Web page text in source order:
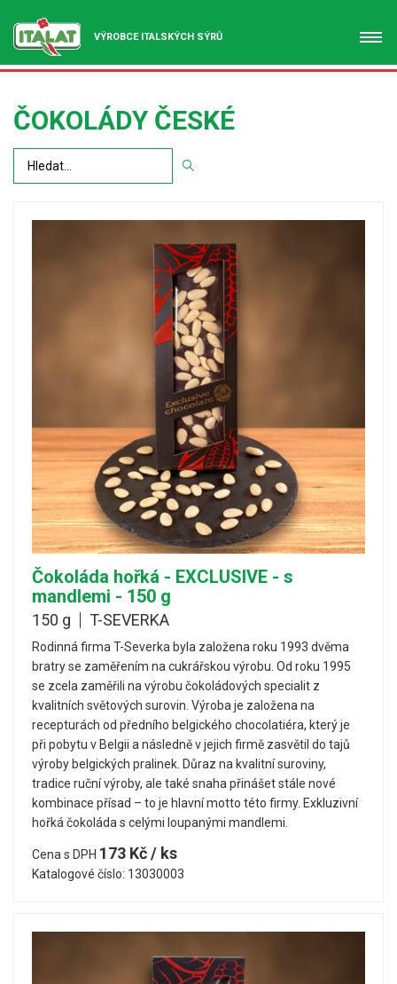
VÝROBCE ITALSKÝCH SÝRŮ
ČOKOLÁDY ČESKÉ
Čokoláda hořká - EXCLUSIVE - s
mandlemi - 150 g
150 g T-SEVERKA
Rodinná firma T-Severka byla založena roku 1993 dvěma
bratry se zaměřením na cukrářskou výrobu. Od roku 1995
se zcela zaměřili na výrobu čokoládových specialit z
kvalitních světových surovin. Výroba je založena na
recepturách od předního belgického chocolatiéra, který je
při pobytu v Belgii a následně v jejich firmě zasvětil do tajů
výroby belgických pralinek. Důraz na kvalitní suroviny,
tradice ruční výroby, ale také snaha přinášet stále nové
kombinace přísad – to je hlavní motto této firmy. Exkluzivní
hořká čokoláda s celými loupanými mandlemi.
Cena s DPH 173 Kč / ks
Katalogové číslo: 13030003